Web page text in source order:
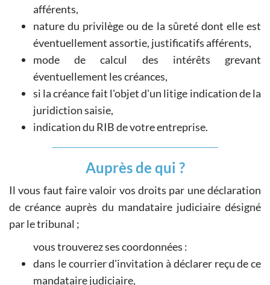
afférents,
nature du privilège ou de la sûreté dont elle est
éventuellement assortie, justificatifs afférents,
mode de calcul des intérêts grevant
éventuellement les créances,
si la créance fait l'objet d'un litige indication de la
juridiction saisie,
indication du RIB de votre entreprise.
Auprès de qui ?
Il vous faut faire valoir vos droits par une déclaration
de créance auprès du mandataire judiciaire désigné
par le tribunal ;
vous trouverez ses coordonnées :
dans le courrier d'invitation à déclarer reçu de ce
mandataire judiciaire,